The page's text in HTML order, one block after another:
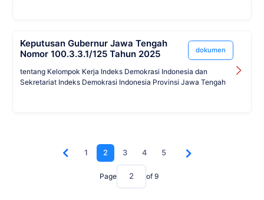
Keputusan Gubernur Jawa Tengah
Nomor 100.3.3.1/125 Tahun 2025
dokumen
tentang Kelompok Kerja Indeks Demokrasi Indonesia dan
Sekretariat Indeks Demokrasi Indonesia Provinsi Jawa Tengah
1 2 3 4 5
Page of 9